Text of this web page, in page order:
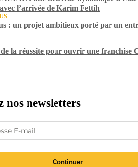
l’arrivée de Karim Fettih
: un projet ambitieux porté par un
la réussite pour ouvrir une franchise
nos newsletters
Continuer